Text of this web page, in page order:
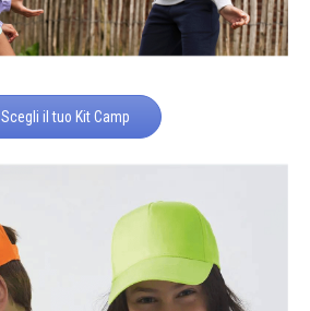
Scegli il tuo Kit Camp